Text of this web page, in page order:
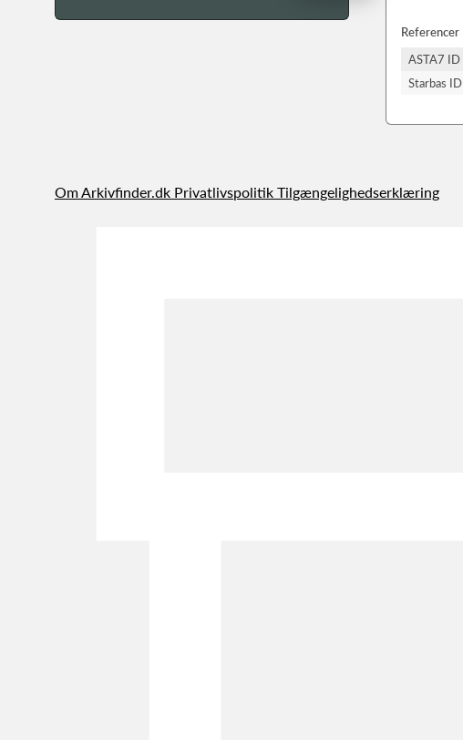
Referencer
ASTA7 ID
Starbas ID
Om Arkivfinder.dk Privatlivspolitik Tilgængelighedserklæring